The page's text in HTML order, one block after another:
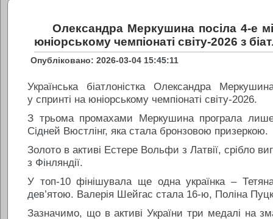
Олександра Меркушина посіла 4-е
юніорському чемпіонаті світу-2026 з
Опубліковано: 2026-03-04 15:45:11
Українська біатлоністка Олександра
у спринті на юніорському чемпіонаті світу-2026.
З трьома промахами Меркушина програла лише
Сідней Вюстлінг, яка стала бронзовою призеркою.
Золото в активі Естере Вольфи з Латвії, срібло
з Фінляндії.
У топ-10 фінішувала ще одна українка –
дев’ятою. Валерія Шейгас стала 16-ю, Поліна
Зазначимо, що в активі України три медалі на